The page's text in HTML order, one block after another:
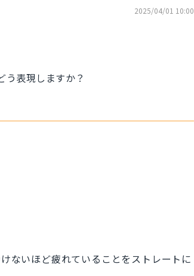
2025/04/01 10:00
う表現しますか？
ないほど疲れていることをストレートに